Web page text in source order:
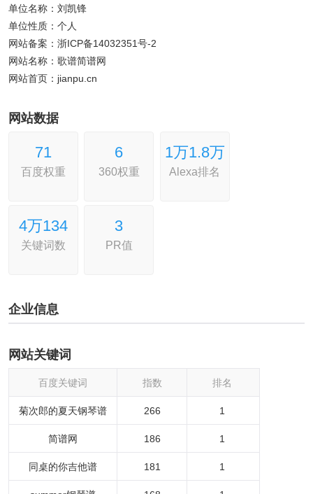
单位名称：刘凯锋
单位性质：个人
网站备案：浙ICP备14032351号-2
网站名称：歌谱简谱网
网站首页：jianpu.cn
网站数据
71
百度权重
6
360权重
1万1.8万
Alexa排名
4万134
关键词数
3
PR值
企业信息
网站关键词
百度关键词 指数 排名
菊次郎的夏天钢琴谱 266 1
简谱网 186 1
同桌的你吉他谱 181 1